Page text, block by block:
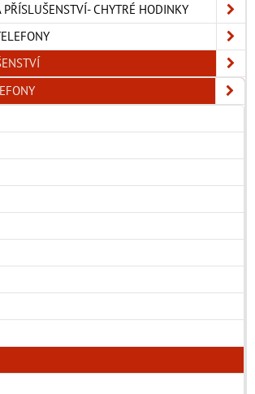
CHYTRÉ HODINKY